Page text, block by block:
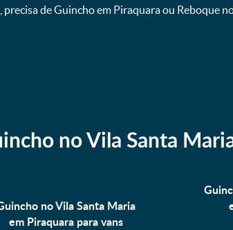
de Guincho em Piraquara ou Reboque
no Vila Santa
no Vila Santa Maria
em Piraquara paravans